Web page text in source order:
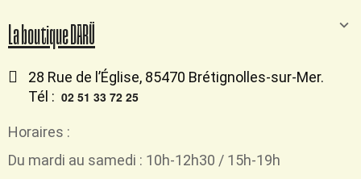
La boutique DARÜ
28 Rue de l’Église, 85470 Brétignolles-sur-Mer.
Tél : 02 51 33 72 25
Horaires :
Du mardi au samedi : 10h-12h30 / 15h-19h